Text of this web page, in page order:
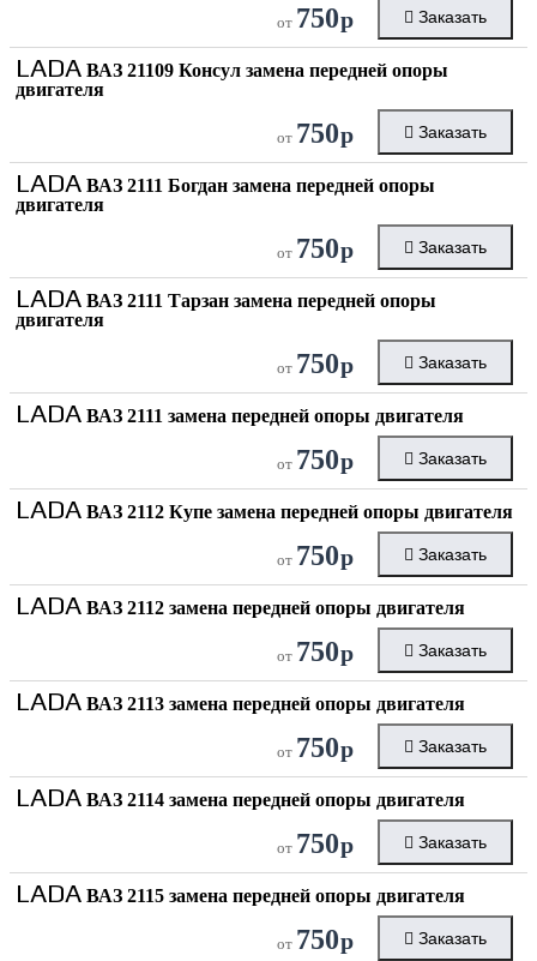
от 750р Заказать
LADA ВАЗ 21109 Консул замена передней опоры
двигателя
от 750р Заказать
LADA ВАЗ 2111 Богдан замена передней опоры
двигателя
от 750р Заказать
LADA ВАЗ 2111 Тарзан замена передней опоры
двигателя
от 750р Заказать
LADA ВАЗ 2111 замена передней опоры двигателя
от 750р Заказать
LADA ВАЗ 2112 Купе замена передней опоры двигателя
от 750р Заказать
LADA ВАЗ 2112 замена передней опоры двигателя
от 750р Заказать
LADA ВАЗ 2113 замена передней опоры двигателя
от 750р Заказать
LADA ВАЗ 2114 замена передней опоры двигателя
от 750р Заказать
LADA ВАЗ 2115 замена передней опоры двигателя
от 750р Заказать